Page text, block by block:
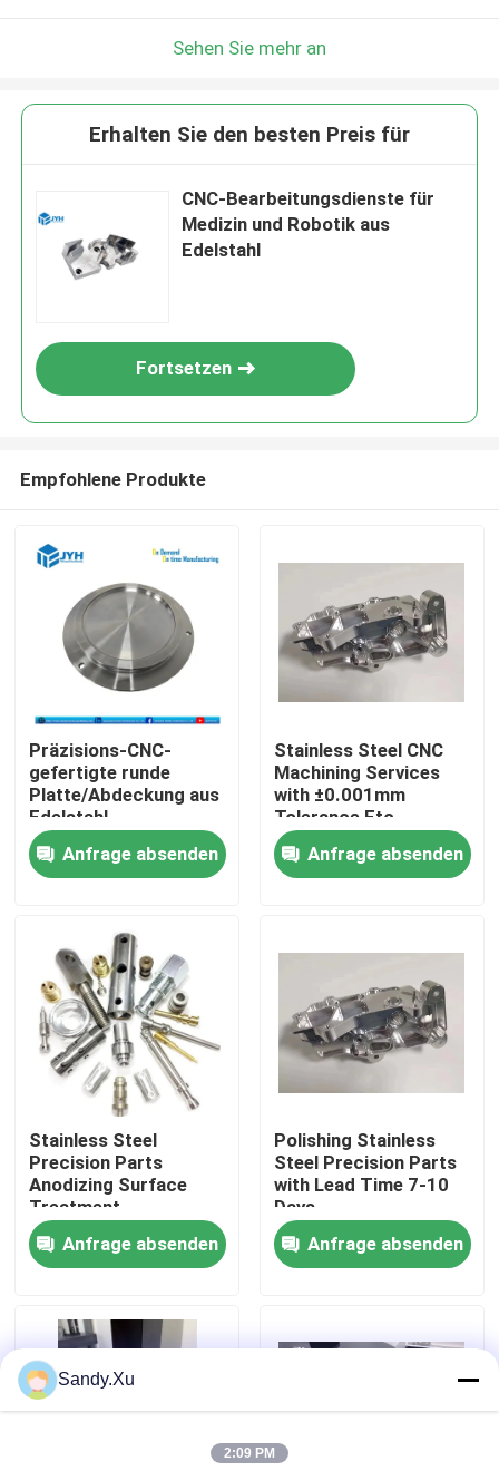
Haus
VR-Show
Über uns
Fabrik-Ausflug
Qualitätskontrolle
Treten Sie mit uns in Verbindung
Nachrichten
Fälle
Fordern Sie ein Zitat
Sehen Sie mehr an
Erhalten Sie den besten Preis für
CNC-Bearbeitungsdienste für
Medizin und Robotik aus
Edelstahl
Fortsetzen
Empfohlene Produkte
Präzisions-CNC-
gefertigte runde
Platte/Abdeckung aus
Edelstahl
Anfrage absenden
Stainless Steel CNC
Machining Services
with ±0.001mm
Tolerance Etc.
Customizable
Packaging
Anfrage absenden
Stainless Steel
Precision Parts
Anodizing Surface
Treatment
Customizable Material
7-10 Days Lead Time
Anfrage absenden
Polishing Stainless
Steel Precision Parts
with Lead Time 7-10
Days
Anfrage absenden
Sandy.Xu
2:09 PM